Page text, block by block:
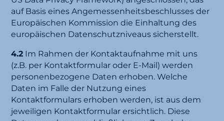
auf Basis eines Angemessenheitsbeschlusses der
Europäischen Kommission die Einhaltung des
europäischen Datenschutzniveaus sicherstellt.
4.2 Im Rahmen der Kontaktaufnahme mit uns
(z.B. per Kontaktformular oder E-Mail) werden
personenbezogene Daten erhoben. Welche
Daten im Falle der Nutzung eines
Kontaktformulars erhoben werden, ist aus dem
jeweiligen Kontaktformular ersichtlich. Diese